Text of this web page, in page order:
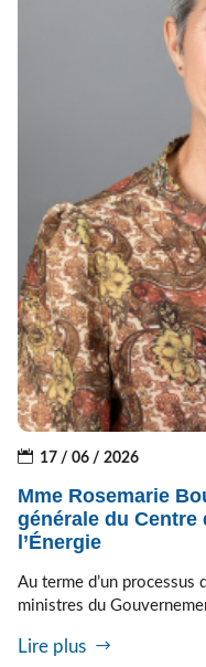
17 / 06 / 2026
Mme Rosemarie
générale du
l’Énergie
Au terme d’un
ministres du
Lire plus